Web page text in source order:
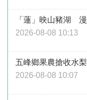
「蓮」映山豬湖
2026-08-08 10:13
五峰鄉果農搶收水
2026-08-08 10:07